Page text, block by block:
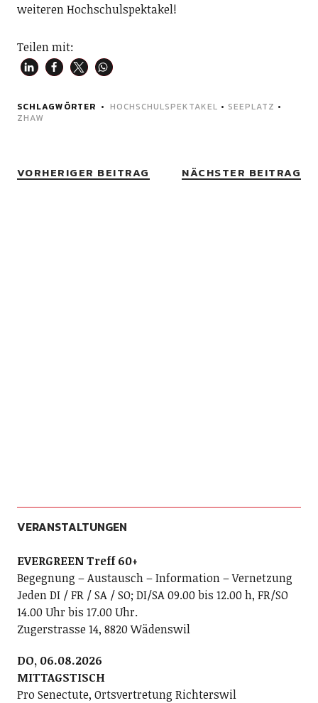
weiteren Hochschulspektakel!
Teilen mit:
SCHLAGWÖRTER HOCHSCHULSPEKTAKEL • SEEPLATZ •
ZHAW
VORHERIGER BEITRAG NÄCHSTER BEITRAG
VERANSTALTUNGEN
EVERGREEN Treff 60+
Begegnung – Austausch – Information – Vernetzung
Jeden DI / FR / SA / SO; DI/SA 09.00 bis 12.00 h, FR/SO
14.00 Uhr bis 17.00 Uhr.
Zugerstrasse 14, 8820 Wädenswil
DO, 06.08.2026
MITTAGSTISCH
Pro Senectute, Ortsvertretung Richterswil